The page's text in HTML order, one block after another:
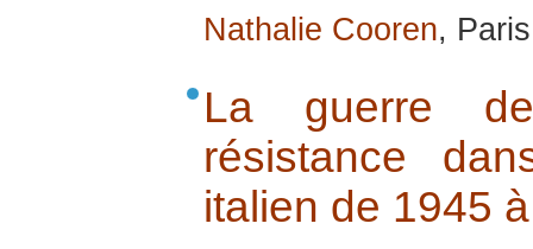
Nathalie Cooren,
La guerre
résistance
italien de 1945